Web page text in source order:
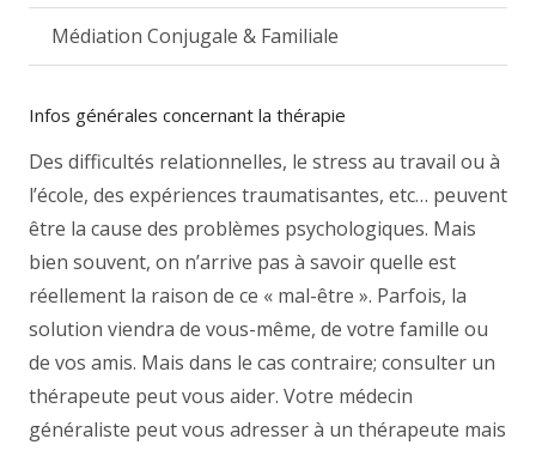
Médiation Conjugale & Familiale
Infos générales concernant la thérapie
Des difficultés relationnelles, le stress au travail ou à
l’école, des expériences traumatisantes, etc… peuvent
être la cause des problèmes psychologiques. Mais
bien souvent, on n’arrive pas à savoir quelle est
réellement la raison de ce « mal-être ». Parfois, la
solution viendra de vous-même, de votre famille ou
de vos amis. Mais dans le cas contraire; consulter un
thérapeute peut vous aider. Votre médecin
généraliste peut vous adresser à un thérapeute mais